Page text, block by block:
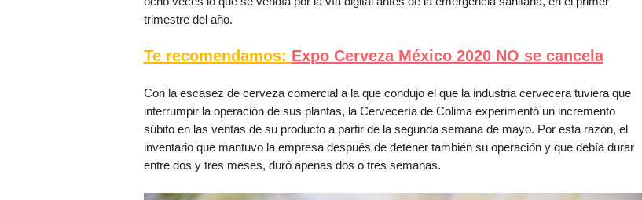
trimestre del año.
Te recomendamos: Expo Cerveza México 2020 NO se cancela
Con la escasez de cerveza comercial a la que condujo el que la industria cervecera tuviera que
interrumpir la operación de sus plantas, la Cervecería de Colima experimentó un incremento
súbito en las ventas de su producto a partir de la segunda semana de mayo. Por esta razón, el
inventario que mantuvo la empresa después de detener también su operación y que debía durar
entre dos y tres meses, duró apenas dos o tres semanas.